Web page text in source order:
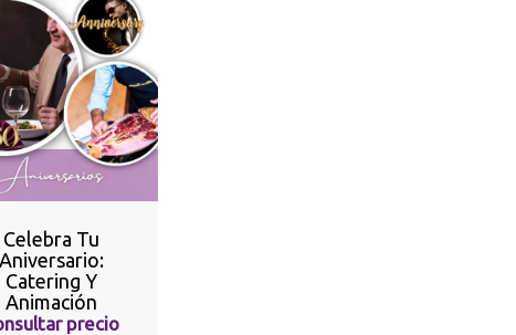
Celebra Tu
Aniversario:
Catering Y
Animación
precio